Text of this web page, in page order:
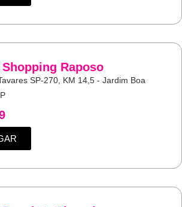
Raposo
SP-270, KM 14,5 - Jardim Boa